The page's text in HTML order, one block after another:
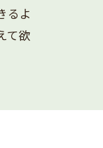
るよ
て欲